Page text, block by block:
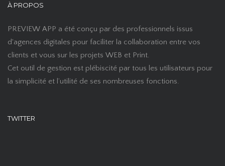
À PROPOS
PREVIEW APP a été conçu par des professionnels issus
d'agences digitales pour faciliter la collaboration entre vos
clients et vous sur les projets WEB et Print.
Cet outil de gestion est plébiscité par tous les utilisateurs pour
la simplicité et l’utilité de ses nombreuses fonctions.
TWITTER